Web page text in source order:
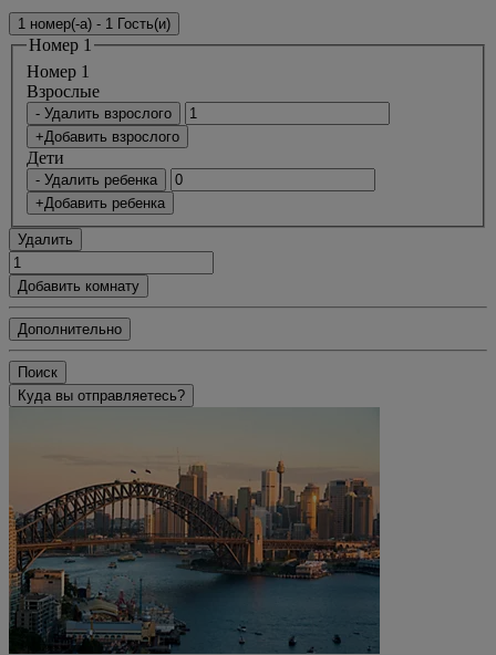
1 номер(-а) - 1 Гость(и)
Номер 1
Номер 1
Bзрослые
- Удалить взрослого
+Добавить взрослого
Дети
- Удалить ребенка
+Добавить ребенка
Удалить
Добавить комнату
Дополнительно
Поиск
Куда вы отправляетесь?